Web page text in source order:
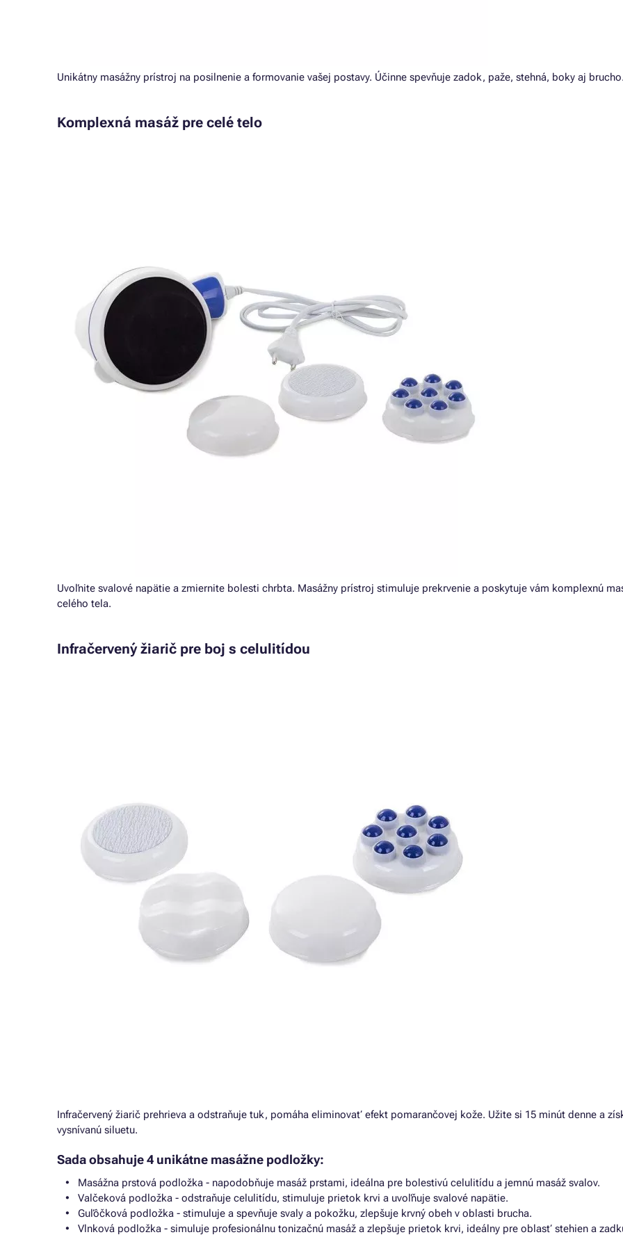
Unikátny masážny prístroj na posilnenie a formovanie vašej postavy. Účinne spevňuje zadok, paže, stehná, boky aj
Komplexná masáž pre celé telo
Uvoľnite svalové napätie a zmiernite bolesti chrbta. Masážny prístroj stimuluje prekrvenie a poskytuje vám komplexnú
celého tela.
Infračervený žiarič pre boj s celulitídou
Infračervený žiarič prehrieva a odstraňuje tuk, pomáha eliminovať efekt pomarančovej kože. Užite si 15 minút denne a
vysnívanú siluetu.
Sada obsahuje 4 unikátne masážne podložky:
Masážna prstová podložka - napodobňuje masáž prstami, ideálna pre bolestivú celulitídu a jemnú masáž svalov.
Valčeková podložka - odstraňuje celulitídu, stimuluje prietok krvi a uvoľňuje svalové napätie.
Guľôčková podložka - stimuluje a spevňuje svaly a pokožku, zlepšuje krvný obeh v oblasti brucha.
Vlnková podložka - simuluje profesionálnu tonizačnú masáž a zlepšuje prietok krvi, ideálny pre oblasť stehien a